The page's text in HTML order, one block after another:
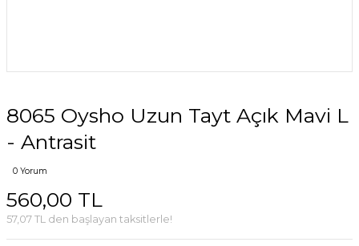
8065 Oysho Uzun Tayt Açık Mavi L
- Antrasit
0 Yorum
560,00 TL
57,07 TL den başlayan taksitlerle!